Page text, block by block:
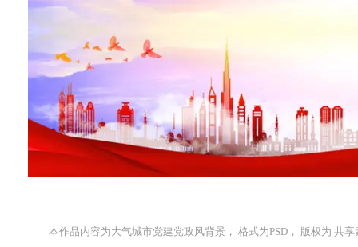
本作品内容为大气城市党建党政风背景， 格式为PSD， 版权为 共